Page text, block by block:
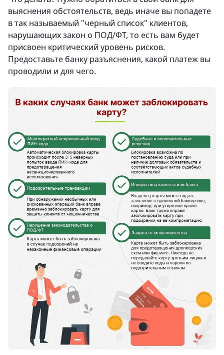
выяснения обстоятельств, ведь иначе вы попадете
в так называемый "черный список" клиентов,
нарушающих закон о ПОД/ФТ, то есть вам будет
присвоен критический уровень рисков.
Предоставьте банку разъяснения, какой платеж вы
проводили и для чего.